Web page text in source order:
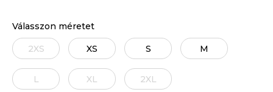
Válasszon méretet
2XS XS S M
L XL 2XL